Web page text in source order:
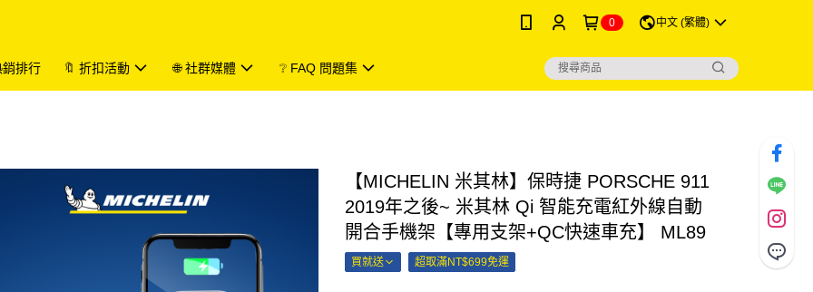
0 中文 (繁體)
銷排行 🔖 折扣活動 🌐 社群媒體 ❔ FAQ 問題集
【MICHELIN 米其林】保時捷 PORSCHE 911
2019年之後~ 米其林 Qi 智能充電紅外線自動
開合手機架【專用支架+QC快速車充】 ML89
買就送 超取滿NT$699免運